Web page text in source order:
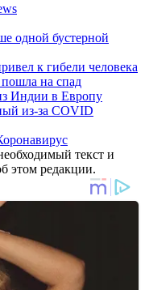
одной бустерной
к гибели человека
на спад
Индии в Европу
из-за COVID
текст и
этом редакции.